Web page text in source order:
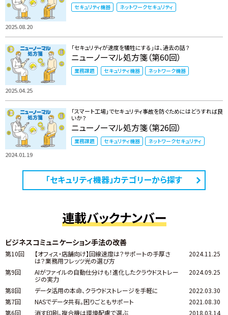
2025.08.20
セキュリティ機器 ネットワークセキュリティ
2025.04.25
「セキュリティが速度を犠牲にする」は、過去の話？
ニューノーマル処方箋（第60回）
業務課題 セキュリティ機器 ネットワーク機器
2024.01.19
「スマート工場」でセキュリティ事故を防ぐためにはどうすれば良
いか？
ニューノーマル処方箋（第26回）
業務課題 セキュリティ機器 ネットワークセキュリティ
「セキュリティ機器」カテゴリーから探す
連載バックナンバー
ビジネスコミュニケーション手法の改善
第10回
【オフィス・店舗向け】回線速度は？サポートの手厚さ
は？業務用フレッツ光の選び方
2024.11.25
第9回
AIがファイルの自動仕分けも！進化したクラウドストレー
ジの実力
2024.09.25
第8回 データ活用の本命、クラウドストレージを手軽に
2022.03.30
第7回
NASでデータ共有。困りごともサポート
2021.08.30
第6回
消す印刷。複合機は環境配慮で選ぶ
2018.03.14